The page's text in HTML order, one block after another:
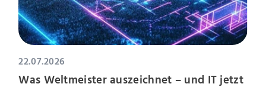
22.07.2026
Was Weltmeister auszeichnet – und IT jetzt